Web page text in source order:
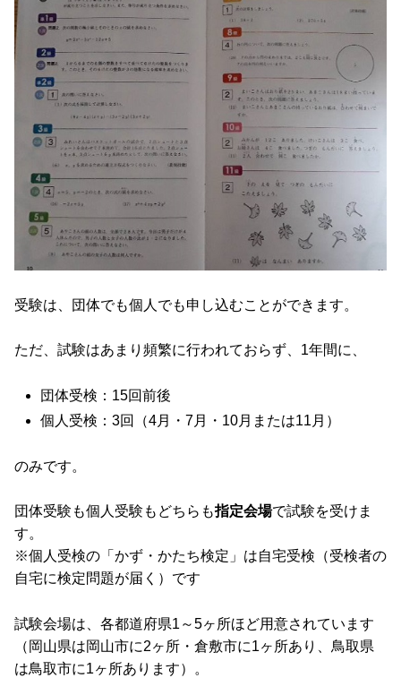
受験は、団体でも個人でも申し込むことができます。
ただ、試験はあまり頻繁に行われておらず、1年間に、
団体受検：15回前後
個人受検：3回（4月・7月・10月または11月）
のみです。
団体受験も個人受験もどちらも指定会場で試験を受けま
す。
※個人受検の「かず・かたち検定」は自宅受検（受検者の
自宅に検定問題が届く）です
試験会場は、各都道府県1～5ヶ所ほど用意されています
（岡山県は岡山市に2ヶ所・倉敷市に1ヶ所あり、鳥取県
は鳥取市に1ヶ所あります）。